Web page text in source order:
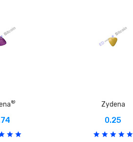
® Zydena
0.25